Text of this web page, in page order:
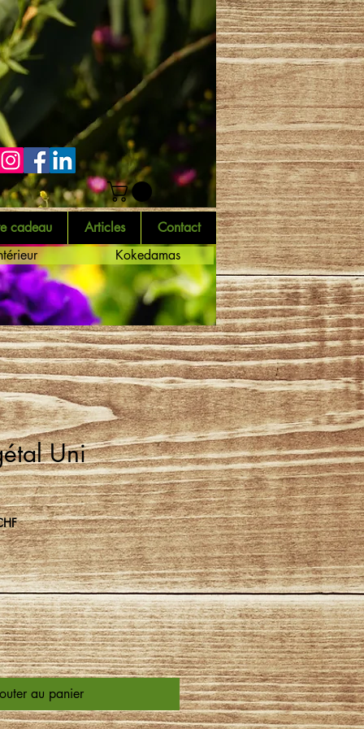
cadeau Articles
Contact
Kokedamas
Uni
Prix
promotionnel
au panier